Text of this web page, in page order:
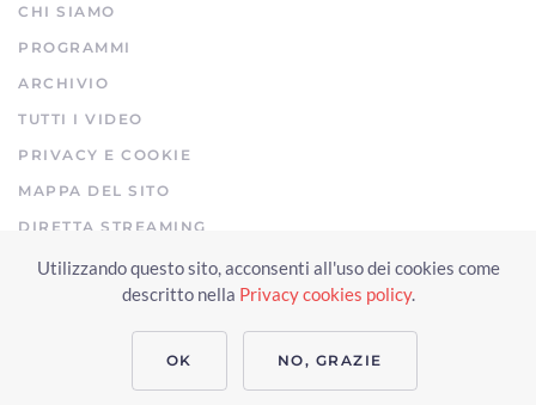
CHI SIAMO
PROGRAMMI
ARCHIVIO
TUTTI I VIDEO
PRIVACY E COOKIE
MAPPA DEL SITO
DIRETTA STREAMING
Copyright © 2023 Arezzo TV. Tutti i diritti riservati.
drone
applicativo video yutub 2023 by clickandfly
Utilizzando questo sito, acconsenti all'uso dei cookies come
descritto nella Privacy cookies policy.
OK NO, GRAZIE